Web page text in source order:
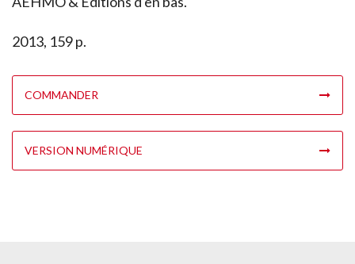
2013, 159 p.
COMMANDER
VERSION NUMÉRIQUE